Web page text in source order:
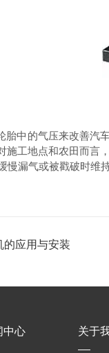
中的气压来改善汽
施工地点和农田而言
漏气或被戳破时维
的应用与安装
中心 关于